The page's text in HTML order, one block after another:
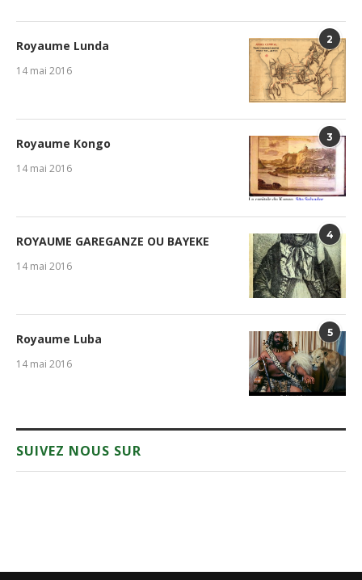
2
Royaume Lunda
14 mai 2016
3
Royaume Kongo
14 mai 2016
4
ROYAUME GAREGANZE OU BAYEKE
14 mai 2016
5
Royaume Luba
14 mai 2016
SUIVEZ NOUS SUR